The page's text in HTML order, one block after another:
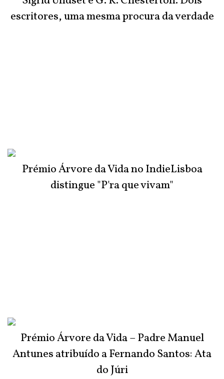
escritores, uma mesma procura da verdade
Prémio Árvore da Vida no IndieLisboa
distingue "P'ra que vivam"
Prémio Árvore da Vida – Padre Manuel
Antunes atribuído a Fernando Santos: Ata
do Júri